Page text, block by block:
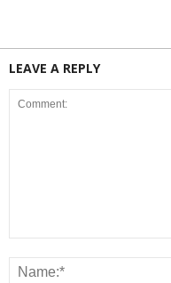
LEAVE A REPLY